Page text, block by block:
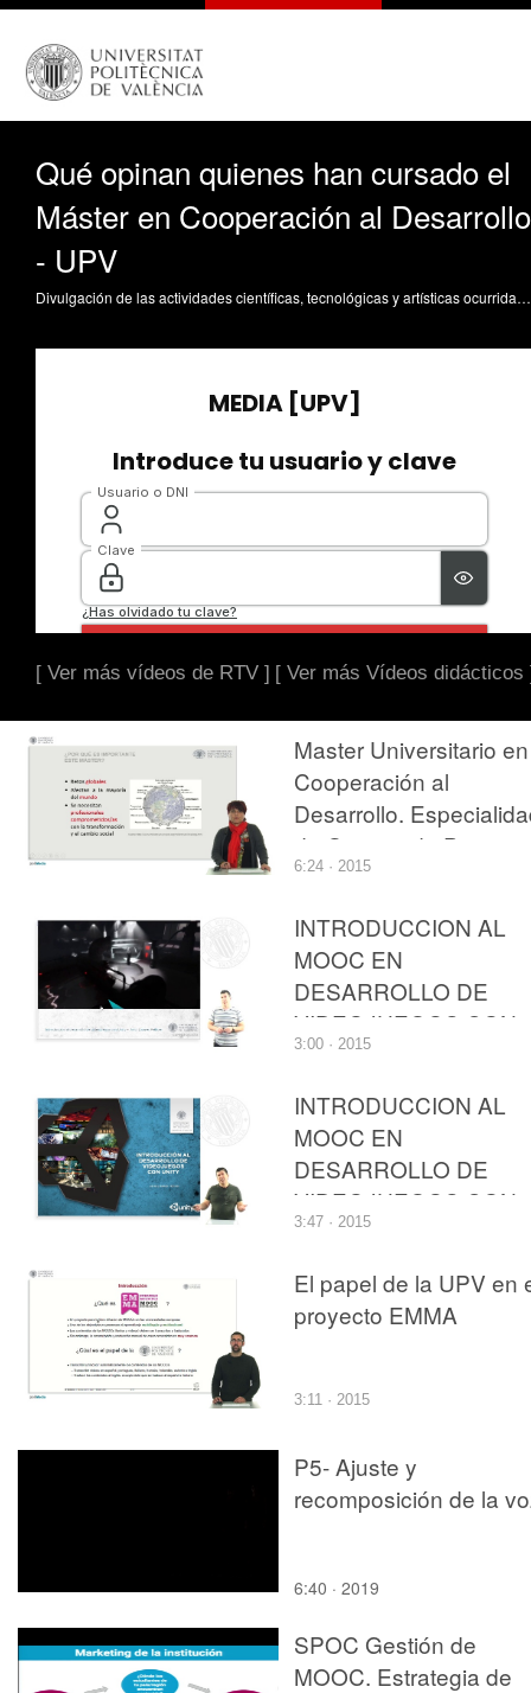
Qué opinan quienes han cursado el
Máster en Cooperación al Desarrollo
- UPV
Divulgación de las actividades científicas, tecnológicas y artísticas ocurridas en los tres campus de la UPV
[ Ver más vídeos de RTV ] [ Ver más Vídeos didácticos
Master Universitario en
Cooperación al
Desarrollo.
de Gestion de
y Procesos de
6:24 · 2015
INTRODUCCION AL
MOOC EN
DESARROLLO DE
VIDEOJUEGOS CON
UNITY
3:00 · 2015
INTRODUCCION AL
MOOC EN
DESARROLLO DE
VIDEOJUEGOS CON
UNITY
3:47 · 2015
El papel de la UPV en
proyecto EMMA
3:11 · 2015
P5- Ajuste y
recomposición de la
6:40 · 2019
SPOC Gestión de
MOOC. Estrategia de